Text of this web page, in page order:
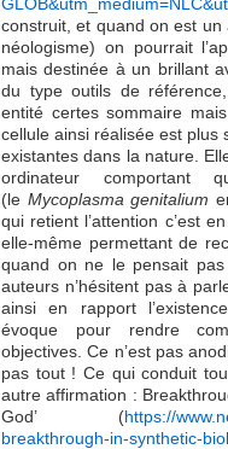
construit, et quand on est un
néologisme) on pourrait
mais destinée à un brillant
du type outils de
entité certes sommaire
cellule ainsi réalisée est
existantes dans la nature.
ordinateur comportant
(le Mycoplasma genitalium
qui retient l’attention c’est
elle-même permettant de
quand on ne le pensait
auteurs n’hésitent pas à
ainsi en rapport
évoque pour rendre
objectives. Ce n’est pas
pas tout ! Ce qui conduit
autre affirmation :
God’ (https://
breakthrough-in-synthetic-